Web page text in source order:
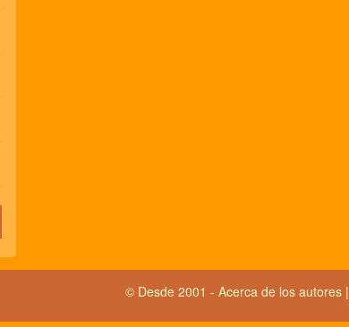
© Desde 2001 - Acerca de los autores|